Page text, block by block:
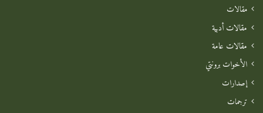
مقالات
مقالات أدبية
مقالات عامة
الأخوات برونتي
إصدارات
ترجمات